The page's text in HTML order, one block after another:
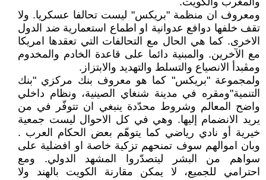
ومعروف ان منظمة "بريكس" ليست تحالفا عسكريا. ولا
تقف خلفها دوافع عدوانية او اطماع استعمارية ضد الدول
الاخرى. كما هي الحال مع التحالفات التي تعقدها امريكا
مع الآخرين. والمبنية دائما على قاعدة الخادم والمخدوم
ومڤبدأ الانصياع والتسلط والتهديد والابتزاز.
ولمجموعة "بريكس" كما هو معروف بنك مركزي "بنك
التنمية"ومقره في مدينة شنغاي الصينية، ونظام داخلي
واضح المعالم وشروط محدّدة ينبغي ان تتوفّر في من
يريد الانضمام إليها. وهي في كل الاحوال ليست جمعية
خيرية أو نادي رياضي كما يتوهّم بعض الحكام العرب .
وبان اموالهم سوف تمنحهم تزكية خاصة او افضلية على
سواهم من البشر ليتصدّروا المشهد الدولي. ومع
احترامي للجميع، لا يمكن مقارنة الكويت بالهند ولا